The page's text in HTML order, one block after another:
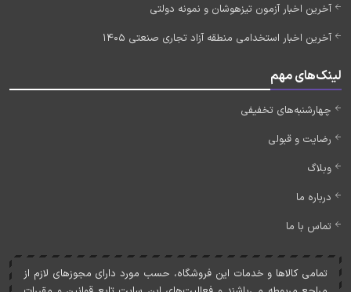
آخرین اخبار آزمون تیزهوشان و نمونه دولتی
آخرین اخبار استخدامی منطقه آزاد تجاری صنعتی 1405
لینک‌های مهم
چهارشنبه‌های تخفیفی
رضایت و قبولی
وبلاگ
درباره ما
تماس با ما
تمامی کالاها و خدمات اين فروشگاه، حسب مورد دارای مجوزهای لازم از